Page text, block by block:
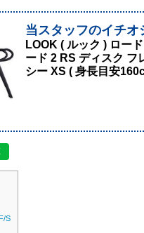
当スタッフのイチオ
LOOK ( ルック ) ロー
ード 2 RS ディスク フ
シー XS ( 身長目安
S